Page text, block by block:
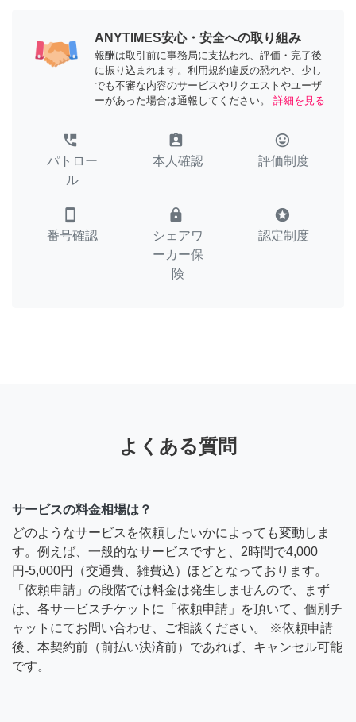
ANYTIMES安心・安全への取り組み
報酬は取引前に事務局に支払われ、評価・完了後
に振り込まれます。利用規約違反の恐れや、少し
でも不審な内容のサービスやリクエストやユーザ
ーがあった場合は通報してください。
詳細を見る
perm_phone_msg
パトロー
ル
assignment_ind
本人確認
tag_faces
評価制度
smartphone
番号確認
lock
シェアワ
ーカー保
険
stars
認定制度
よくある質問
サービスの料金相場は？
どのようなサービスを依頼したいかによっても変動しま
す。例えば、一般的なサービスですと、2時間で4,000
円-5,000円（交通費、雑費込）ほどとなっております。
「依頼申請」の段階では料金は発生しませんので、まず
は、各サービスチケットに「依頼申請」を頂いて、個別チ
ャットにてお問い合わせ、ご相談ください。 ※依頼申請
後、本契約前（前払い決済前）であれば、キャンセル可能
です。